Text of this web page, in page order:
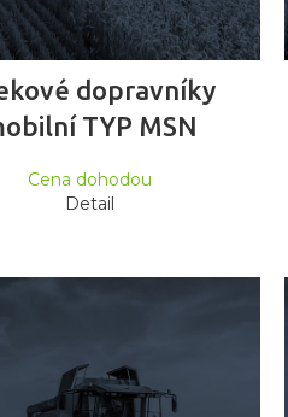
dopravníky
TYP MSN
Cena dohodou
Detail